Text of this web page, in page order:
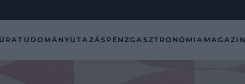
TUDOMÁNYUTAZÁSPÉNZGASZTRONÓMIA MAGAZIN